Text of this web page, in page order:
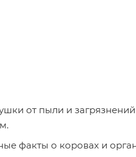
факты о коровах и